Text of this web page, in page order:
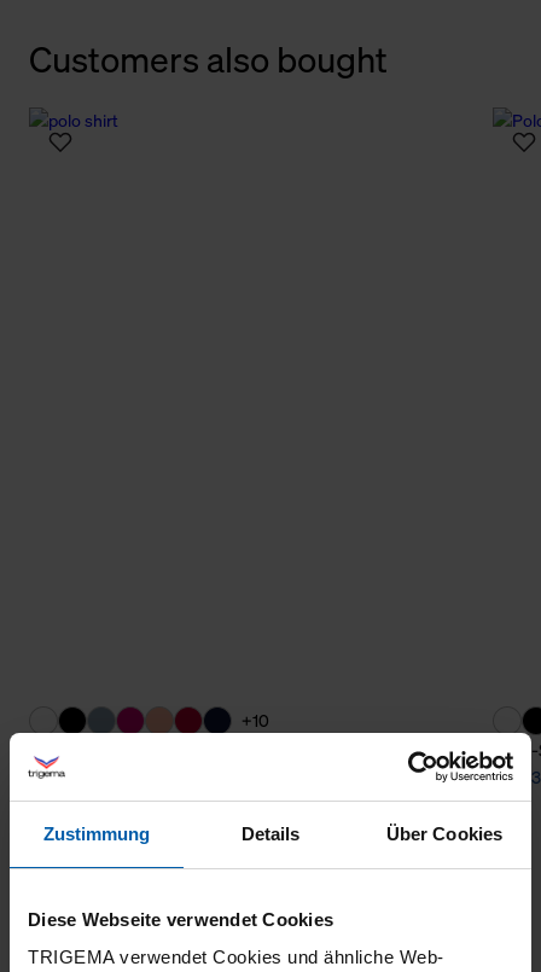
Zustimmung Details Über Cookies
Diese Webseite verwendet Cookies
TRIGEMA verwendet Cookies und ähnliche Web-
Customers also bought
+10
polo shirt
from 55,60 € from